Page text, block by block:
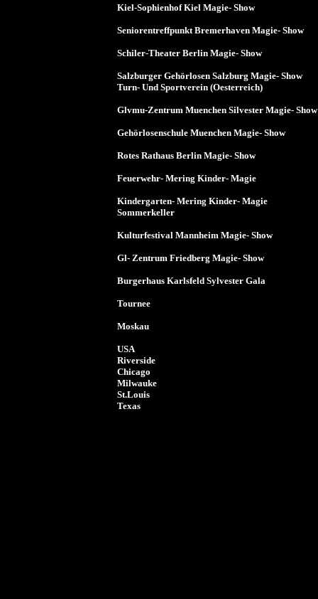
Kiel-Sophienhof Kiel Magie- Show
Seniorentreffpunkt Bremerhaven Magie- Show
Schiler-Theater Berlin Magie- Show
Salzburger Gehörlosen Salzburg Magie- Show
Turn- Und Sportverein (Oesterreich)
Glvmu-Zentrum Muenchen Silvester Magie- Show
Gehörlosenschule Muenchen Magie- Show
Rotes Rathaus Berlin Magie- Show
Feuerwehr- Mering Kinder- Magie
Kindergarten- Mering Kinder- Magie
Sommerkeller
Kulturfestival Mannheim Magie- Show
Gl- Zentrum Friedberg Magie- Show
Burgerhaus Karlsfeld Sylvester Gala
Tournee
Moskau
USA
Riverside
Chicago
Milwauke
St.Louis
Texas